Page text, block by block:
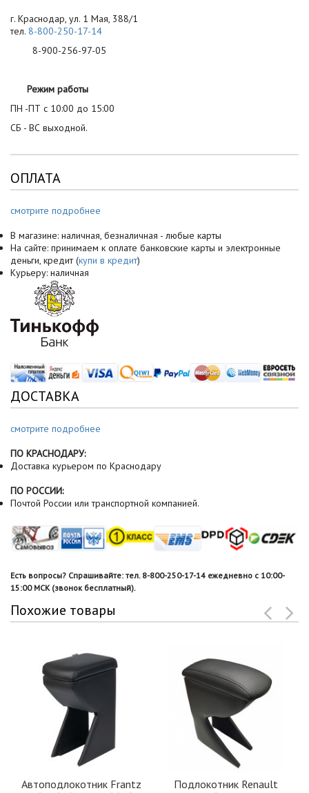
г. Краснодар, ул. 1 Мая, 388/1
тел. 8-800-250-17-14
8-900-256-97-05
Режим работы
ПН -ПТ с 10:00 до 15:00
СБ - ВС выходной.
ОПЛАТА
смотрите подробнее
В магазине: наличная, безналичная - любые карты
На сайте: принимаем к оплате банковские карты и электронные
деньги, кредит (купи в кредит)
Курьеру: наличная
ДОСТАВКА
смотрите подробнее
ПО КРАСНОДАРУ:
Доставка курьером по Краснодару
ПО РОССИИ:
Почтой России или транспортной компанией.
Есть вопросы? Спрашивайте: тел. 8-800-250-17-14 ежедневно с 10:00-
15:00 МСК (звонок бесплатный).
Похожие товары
Автоподлокотник Frantz
Подлокотник Renault